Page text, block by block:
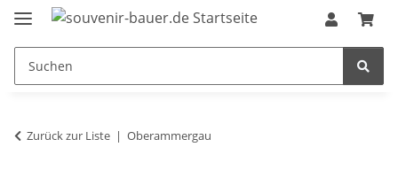
Zurück zur Liste Oberammergau